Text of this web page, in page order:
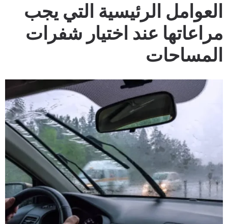
الرئيسية التي يجب
عند اختيار شفرات